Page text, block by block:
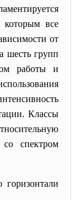
которым все
от
шесть групп
работы и
Классы
со спектром
горизонтали